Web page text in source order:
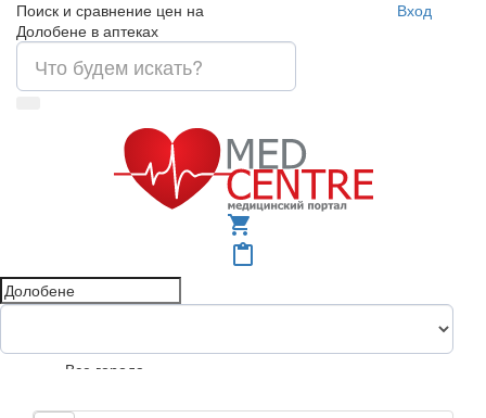
Поиск и сравнение цен на
Долобене в аптеках
Вход
shopping_cart
content_paste
Все города